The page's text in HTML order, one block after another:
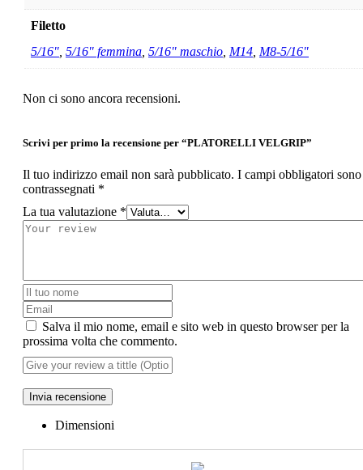
Filetto
5/16" 5/16" femmina 5/16" maschio M14 M8-5/16"
Non ci sono ancora recensioni.
Scrivi per primo la recensione per “PLATORELLI VELGRIP”
Il tuo indirizzo email non sarà pubblicato. I campi obbligatori sono
contrassegnati *
La tua valutazione *
Salva il mio nome, email e sito web in questo browser per la
prossima volta che commento.
Invia recensione
Dimensioni